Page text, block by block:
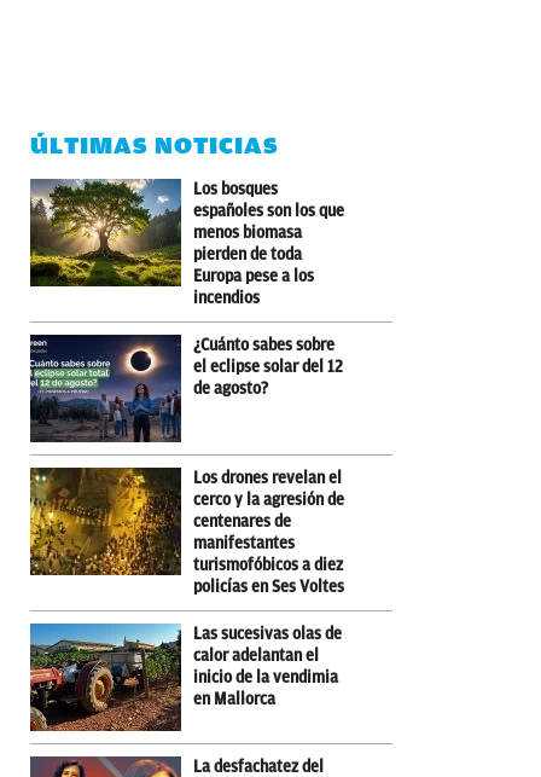
ÚLTIMAS NOTICIAS
Los bosques
españoles son los que
menos biomasa
pierden de toda
Europa pese a los
incendios
¿Cuánto sabes sobre
el eclipse solar del 12
de agosto?
Los drones revelan el
cerco y la agresión de
centenares de
manifestantes
turismofóbicos a diez
policías en Ses Voltes
Las sucesivas olas de
calor adelantan el
inicio de la vendimia
en Mallorca
La desfachatez del